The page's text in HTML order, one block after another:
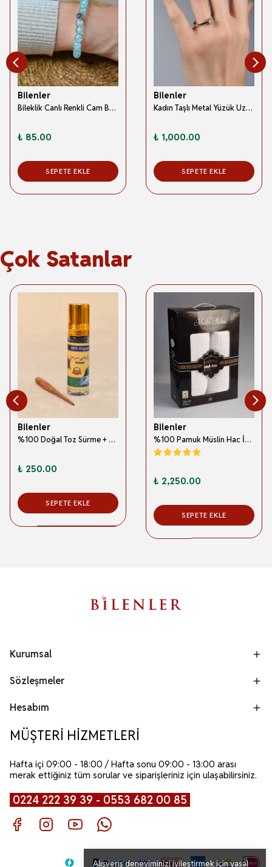
Alışveriş deneyiminizi iyileştirmek için yasal
Bilenler
Bileklik Canlı Renkli Cam Boncuk Mavi 3 Adet – Her Bileğe Uyumlu; Şık ve Zarif Aksesuar
₺ 85.00
SEPETE EKLE
Bilenler
Kadın Taşlı Metal Yüzük Uzun Ömürlü; Şık Tasarım (24’lü kutu) Gold
₺ 1,000.00
SEPETE EKLE
Çok Satanlar
Bilenler
%100 Doğal Toz Sürme + Ahşap Sürme Çubuğu | Geleneksel ve Orijinal Göz Sürmesi
₺ 250.00
SEPETE EKLE
Bilenler
%100 Pamuk Müslin Hac İhramı – Hafif; Dikişsiz ve Antibakteriyel
₺ 2,250.00
SEPETE EKLE
Kurumsal
Sözleşmeler
Hesabım
MÜŞTERİ HİZMETLERİ
Hafta içi 09:00 - 18:00 / Hafta sonu 09:00 - 13:00 arası
merak ettiğiniz tüm sorular ve siparişleriniz için ulaşabilirsiniz.
0224 222 39 39 - 0553 682 00 85